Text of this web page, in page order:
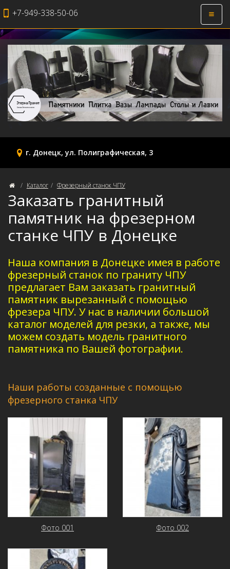
+7-949-338-50-06
г. Донецк, ул. Полиграфическая, 3
Каталог Фрезерный станок ЧПУ
Заказать гранитный
памятник на фрезерном
станке ЧПУ в Донецке
Наша компания в Донецке имея в работе
фрезерный станок по граниту ЧПУ
предлагает Вам заказать гранитный
памятник вырезанный с помощью
фрезера ЧПУ. У нас в наличии большой
каталог моделей для резки, а также, мы
можем создать модель гранитного
памятника по Вашей фотографии.
Наши работы созданные с помощью
фрезерного станка ЧПУ
Фото 001 Фото 002